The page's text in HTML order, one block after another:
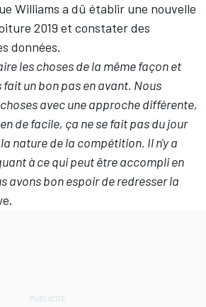
Williams a dû établir une nouvelle
2019 et constater des
données.
les choses de la même façon et
un bon pas en avant. Nous
avec une approche différente,
de facile, ça ne se fait pas du jour
nature de la compétition. Il n'y a
à ce qui peut être accompli en
avons bon espoir de redresser la